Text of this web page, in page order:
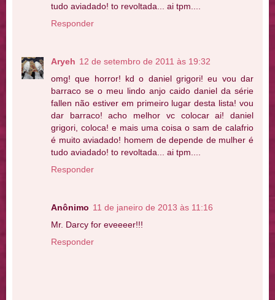
tudo aviadado! to revoltada... ai tpm....
Responder
Aryeh 12 de setembro de 2011 às 19:32
omg! que horror! kd o daniel grigori! eu vou dar
barraco se o meu lindo anjo caido daniel da série
fallen não estiver em primeiro lugar desta lista! vou
dar barraco! acho melhor vc colocar ai! daniel
grigori, coloca! e mais uma coisa o sam de calafrio
é muito aviadado! homem de depende de mulher é
tudo aviadado! to revoltada... ai tpm....
Responder
Anônimo 11 de janeiro de 2013 às 11:16
Mr. Darcy for eveeeer!!!
Responder